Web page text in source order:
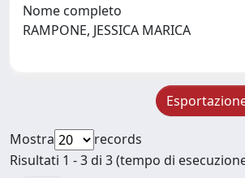
Nome completo
RAMPONE, JESSICA MARICA
Mostra
records
Risultati 1 - 3 di 3 (tempo di